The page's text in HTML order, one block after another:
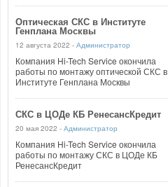
Оптическая СКС в Институте
Генплана Москвы
12 августа 2022 - Администратор
Компания Hi-Tech Service окончила
работы по монтажу оптической СКС в
Институте Генплана Москвы
СКС в ЦОДе КБ РенесансКредит
20 мая 2022 - Администратор
Компания Hi-Tech Service окончила
работы по монтажу СКС в ЦОДе КБ
РенесансКредит